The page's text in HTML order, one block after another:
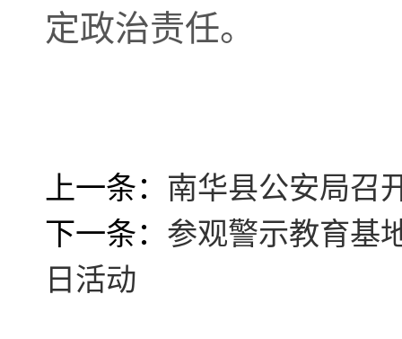
定政治责任。
上一条： 南华县公安局召
下一条： 参观警示教育基
日活动